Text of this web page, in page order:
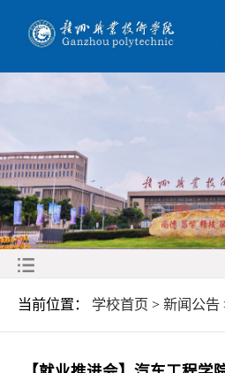
当前位置： 学校首页 > 新闻公告